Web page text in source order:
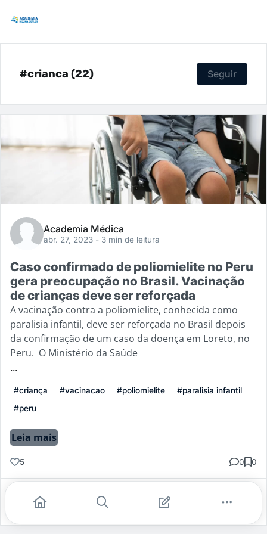
#crianca (22) Seguir
Academia Médica
abr. 27, 2023 - 3 min de leitura
Caso confirmado de poliomielite no Peru
gera preocupação no Brasil. Vacinação
de crianças deve ser reforçada
A vacinação contra a poliomielite, conhecida como
paralisia infantil, deve ser reforçada no Brasil depois
da confirmação de um caso da doença em Loreto, no
Peru. O Ministério da Saúde
...
#criança #vacinacao #poliomielite
#paralisia infantil
#peru
Leia mais
5 0 0
Gostei Comentar Salvar